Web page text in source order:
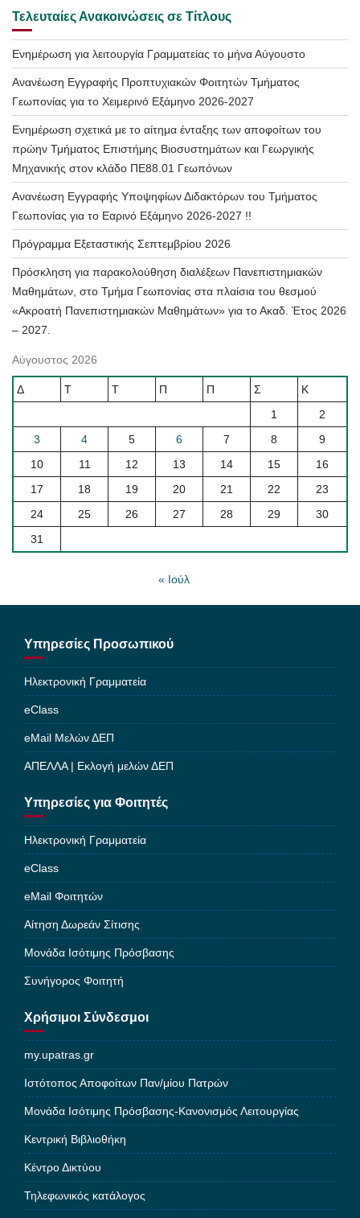
Τελευταίες Ανακοινώσεις σε Τίτλους
Ενημέρωση για λειτουργία Γραμματείας το μήνα Αύγουστο
Ανανέωση Εγγραφής Προπτυχιακών Φοιτητών Τμήματος
Γεωπονίας για το Χειμερινό Εξάμηνο 2026-2027
Ενημέρωση σχετικά με το αίτημα ένταξης των αποφοίτων του
πρώην Τμήματος Επιστήμης Βιοσυστημάτων και Γεωργικής
Μηχανικής στον κλάδο ΠΕ88.01 Γεωπόνων
Ανανέωση Εγγραφής Υποψηφίων Διδακτόρων του Τμήματος
Γεωπονίας για το Εαρινό Εξάμηνο 2026-2027 !!
Πρόγραμμα Εξεταστικής Σεπτεμβρίου 2026
Πρόσκληση για παρακολούθηση διαλέξεων Πανεπιστημιακών
Μαθημάτων, στο Τμήμα Γεωπονίας στα πλαίσια του θεσμού
«Ακροατή Πανεπιστημιακών Μαθημάτων» για το Ακαδ. Έτος 2026
– 2027.
Αύγουστος 2026
Δ Τ Τ Π Π Σ
Κ
1
2
3
4 5 6 7 8
9
10
11 12 13 14 15
16
17
18 19 20 21 22
23
24
25 26 27 28 29
30
31
« Ιούλ
Υπηρεσίες Προσωπικού
Ηλεκτρονική Γραμματεία
eClass
eMail Μελών ΔΕΠ
ΑΠΕΛΛΑ | Εκλογή μελών ΔΕΠ
Υπηρεσίες για Φοιτητές
Ηλεκτρονική Γραμματεία
eClass
eMail Φοιτητών
Αίτηση Δωρεάν Σίτισης
Μονάδα Ισότιμης Πρόσβασης
Συνήγορος Φοιτητή
Χρήσιμοι Σύνδεσμοι
my.upatras.gr
Ιστότοπος Αποφοίτων Παν/μίου Πατρών
Μονάδα Ισότιμης Πρόσβασης-Κανονισμός Λειτουργίας
Κεντρική Βιβλιοθήκη
Κέντρο Δικτύου
Τηλεφωνικός κατάλογος